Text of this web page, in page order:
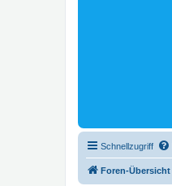
Schnellzugriff
Foren-Übersicht